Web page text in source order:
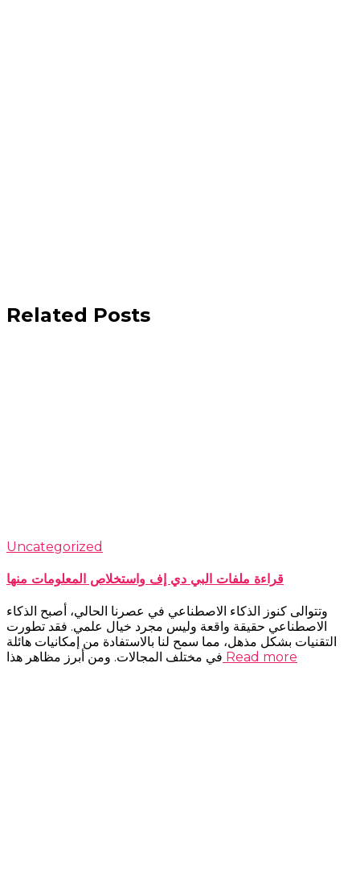
Related Posts
Uncategorized
قراءة ملفات البي دي إف واستخلاص المعلومات منها
وتتوالى كنوز الذكاء الاصطناعي في عصرنا الحالي، أصبح الذكاء
الاصطناعي حقيقة واقعة وليس مجرد خيال علمي. فقد تطورت
التقنيات بشكل مذهل، مما سمح لنا بالاستفادة من إمكانيات هائلة
في مختلف المجالات. ومن أبرز مظاهر هذا Read more